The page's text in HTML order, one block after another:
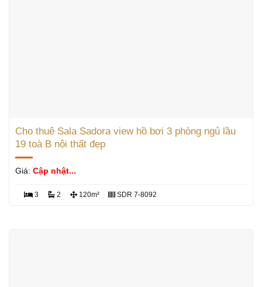
Cho thuê Sala Sadora view hồ bơi 3 phòng ngủ lầu
19 toà B nội thất đẹp
Giá: Cập nhật...
3 2 120m² SDR 7-8092